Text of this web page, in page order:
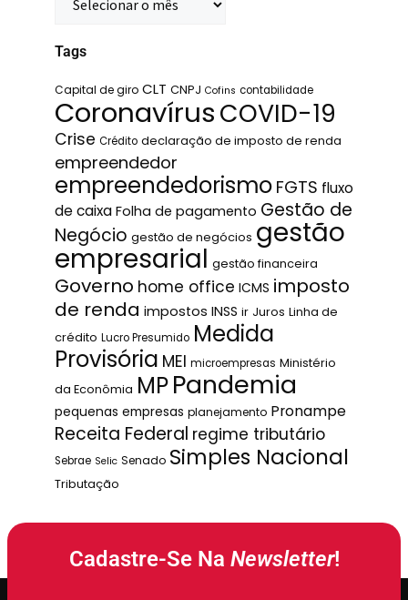
Tags
Capital de giro CLT CNPJ Cofins contabilidade
CoronavírusCOVID-19
Crise Crédito declaração de imposto de renda
empreendedor
empreendedorismo FGTS fluxo
de caixa Folha de pagamento Gestão de
Negócio gestão de negócios gestão
empresarial gestão financeira
Governo home office ICMS imposto
de renda impostos INSS ir Juros Linha de
crédito Lucro Presumido Medida
Provisória MEI microempresas Ministério
da Econômia MPPandemia
pequenas empresas planejamento Pronampe
Receita Federal regime tributário
Sebrae Selic Senado Simples Nacional
Tributação
Cadastre-Se Na Newsletter!